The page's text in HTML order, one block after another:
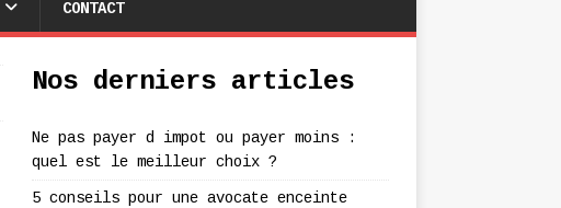
CONTACT
Nos derniers articles
Ne pas payer d impot ou payer moins :
quel est le meilleur choix ?
5 conseils pour une avocate enceinte